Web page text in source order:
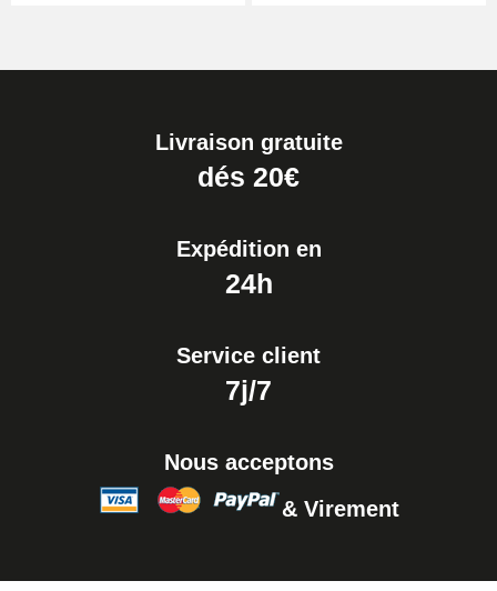
Livraison gratuite
dés 20€
Expédition en
24h
Service client
7j/7
Nous acceptons
& Virement